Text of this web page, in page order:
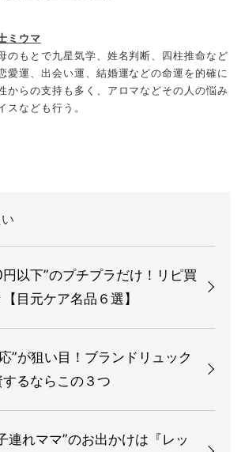
ミウマ
のもとで九星気学、姓名判断、四柱推命など
愛運、出会い運、結婚運などの命運を的確に
からの支持も多く、アロマなどその人の悩み
スなども行う。
以下”のプチプラだけ！リピ買
目元ケア名品６選】
”が狙い目！ブランドリュック
るならこの３つ
連れママ”のお出かけは『レッ